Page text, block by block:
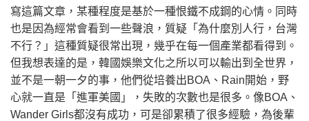
寫這篇文章，某種程度是基於一種恨鐵不成鋼的心情。同時
也是因為經常會看到一些聲浪，質疑「為什麼別人行，台灣
不行？」這種質疑很常出現，幾乎在每一個產業都看得到。
但我想表達的是，韓國娛樂文化之所以可以輸出到全世界，
並不是一朝一夕的事，他們從培養出BOA、Rain開始，野
心就一直是「進軍美國」，失敗的次數也是很多。像BOA、
Wander Girls都沒有成功，可是卻累積了很多經驗，為後輩